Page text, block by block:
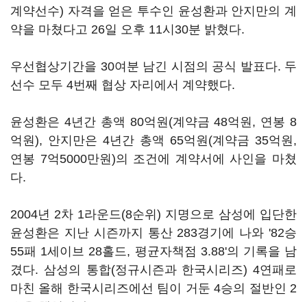
계약선수) 자격을 얻은 투수인 윤성환과 안지만의 계
약을 마쳤다고 26일 오후 11시30분 밝혔다.
우선협상기간을 30여분 남긴 시점의 공식 발표다. 두
선수 모두 4번째 협상 자리에서 계약했다.
윤성환은 4년간 총액 80억원(계약금 48억원, 연봉 8
억원), 안지만은 4년간 총액 65억원(계약금 35억원,
연봉 7억5000만원)의 조건에 계약서에 사인을 마쳤
다.
2004년 2차 1라운드(8순위) 지명으로 삼성에 입단한
윤성환은 지난 시즌까지 통산 283경기에 나와 '82승
55패 1세이브 28홀드, 평균자책점 3.88'의 기록을 남
겼다. 삼성의 통합(정규시즌과 한국시리즈) 4연패로
마친 올해 한국시리즈에선 팀이 거둔 4승의 절반인 2